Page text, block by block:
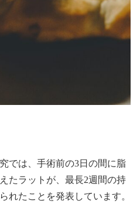
では、手術前の3日の間に脂
たラットが、最長2週間の持
れたことを発表しています。